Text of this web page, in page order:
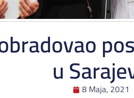
u 8 Maja, 2021